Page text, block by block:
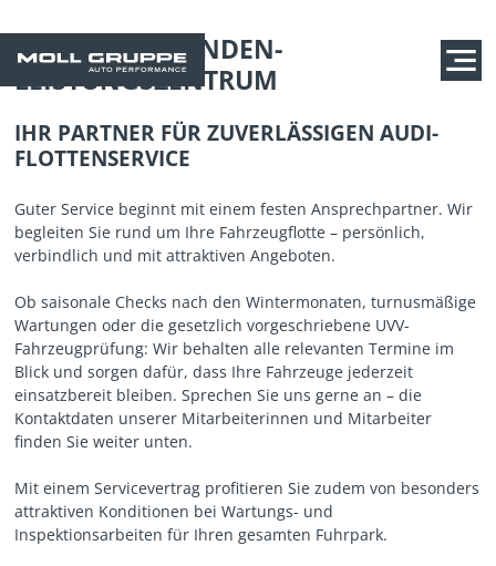
AUDI GROSSKUNDEN­
LEISTUNGSZENTRUM
IHR PARTNER FÜR ZUVERLÄSSIGEN AUDI-
FLOTTENSERVICE
Guter Service beginnt mit einem festen Ansprechpartner. Wir
begleiten Sie rund um Ihre Fahrzeugflotte – persönlich,
verbindlich und mit attraktiven Angeboten.
Ob saisonale Checks nach den Wintermonaten, turnusmäßige
Wartungen oder die gesetzlich vorgeschriebene UVV-
Fahrzeugprüfung: Wir behalten alle relevanten Termine im
Blick und sorgen dafür, dass Ihre Fahrzeuge jederzeit
einsatzbereit bleiben. Sprechen Sie uns gerne an – die
Kontaktdaten unserer Mitarbeiterinnen und Mitarbeiter
finden Sie weiter unten.
Mit einem Servicevertrag profitieren Sie zudem von besonders
attraktiven Konditionen bei Wartungs- und
Inspektionsarbeiten für Ihren gesamten Fuhrpark.